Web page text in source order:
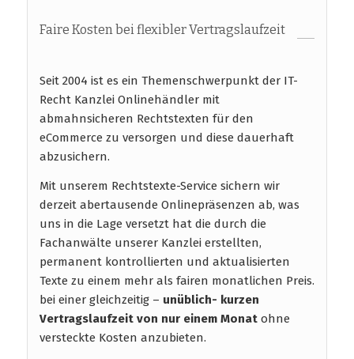
Faire Kosten bei flexibler Vertragslaufzeit
Seit 2004 ist es ein Themenschwerpunkt der IT-
Recht Kanzlei Onlinehändler mit
abmahnsicheren Rechtstexten für den
eCommerce zu versorgen und diese dauerhaft
abzusichern.
Mit unserem Rechtstexte-Service sichern wir
derzeit abertausende Onlinepräsenzen ab, was
uns in die Lage versetzt hat die durch die
Fachanwälte unserer Kanzlei erstellten,
permanent kontrollierten und aktualisierten
Texte zu einem mehr als fairen monatlichen Preis.
bei einer gleichzeitig – unüblich- kurzen
Vertragslaufzeit von nur einem Monat ohne
versteckte Kosten anzubieten.